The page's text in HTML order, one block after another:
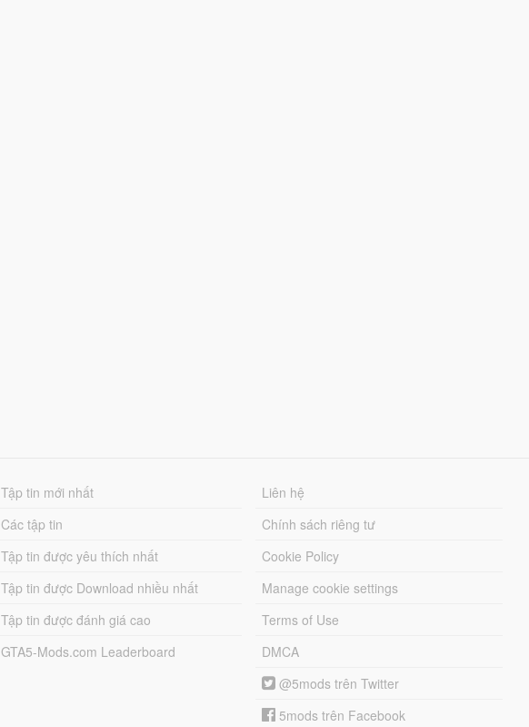
Tập tin mới nhất
Các tập tin
Tập tin được yêu thích nhất
Tập tin được Download nhiều nhất
Tập tin được đánh giá cao
GTA5-Mods.com Leaderboard
Liên hệ
Chính sách riêng tư
Cookie Policy
Manage cookie settings
Terms of Use
DMCA
@5mods trên Twitter
5mods trên Facebook